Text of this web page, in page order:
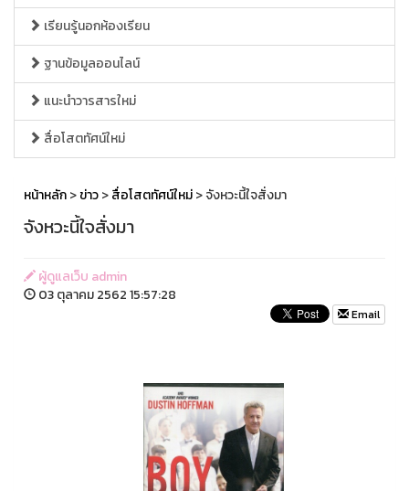
เรียนรู้นอกห้องเรียน
ฐานข้อมูลออนไลน์
แนะนำวารสารใหม่
สื่อโสตทัศน์ใหม่
หน้าหลัก>ข่าว>สื่อโสตทัศน์ใหม่> จังหวะนี้ใจสั่งมา
จังหวะนี้ใจสั่งมา
ผู้ดูแลเว็บ admin
03 ตุลาคม 2562 15:57:28
Email